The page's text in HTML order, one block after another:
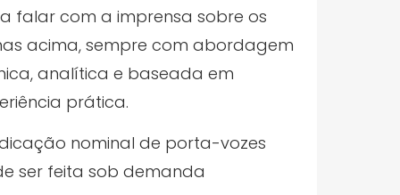
falar com a imprensa sobre os
acima, sempre com abordagem
analítica e baseada em
prática.
nominal de porta-vozes
ser feita sob demanda